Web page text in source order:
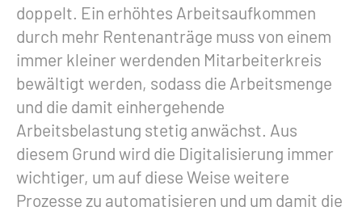
doppelt. Ein erhöhtes Arbeitsaufkommen
durch mehr Rentenanträge muss von einem
immer kleiner werdenden Mitarbeiterkreis
bewältigt werden, sodass die Arbeitsmenge
und die damit einhergehende
Arbeitsbelastung stetig anwächst. Aus
diesem Grund wird die Digitalisierung immer
wichtiger, um auf diese Weise weitere
Prozesse zu automatisieren und um damit die